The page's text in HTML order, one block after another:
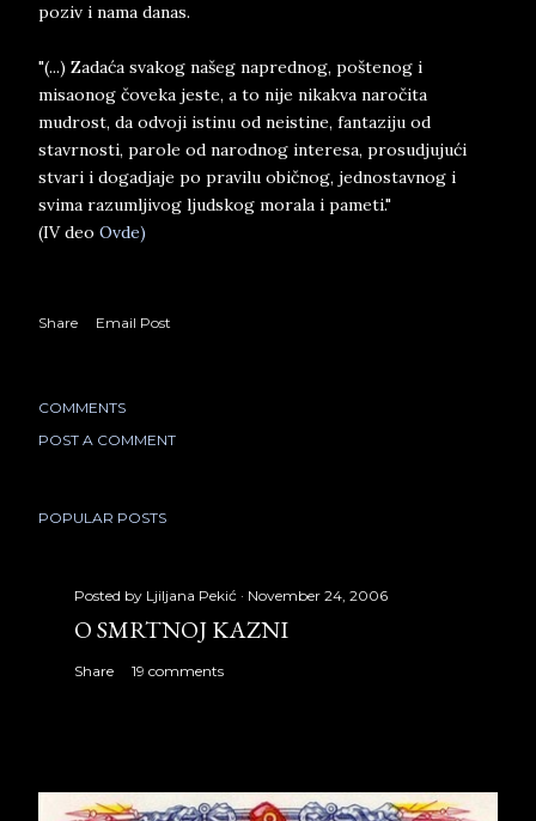
poziv i nama danas.
"(...) Zadaća svakog našeg naprednog, poštenog i
misaonog čoveka jeste, a to nije nikakva naročita
mudrost, da odvoji istinu od neistine, fantaziju od
stavrnosti, parole od narodnog interesa, prosudjujući
stvari i dogadjaje po pravilu običnog, jednostavnog i
svima razumljivog ljudskog morala i pameti."
(IV deo Ovde)
Share Email Post
COMMENTS
POST A COMMENT
POPULAR POSTS
Posted by Ljiljana Pekić November 24, 2006
O SMRTNOJ KAZNI
Share 19 comments